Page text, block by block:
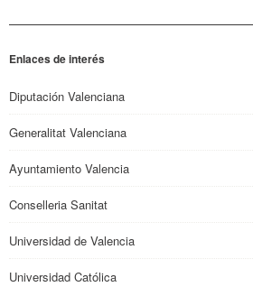
Enlaces de interés
Diputación Valenciana
Generalitat Valenciana
Ayuntamiento Valencia
Conselleria Sanitat
Universidad de Valencia
Universidad Católica